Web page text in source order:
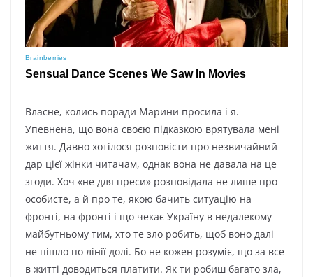
Власне, колись поради Марини просила і я.
Упевнена, що вона своєю підказкою врятувала мені
життя. Давно хотілося розповісти про незвичайний
дар цієї жінки читачам, однак вона не давала на це
згоди. Хоч «не для преси» розповідала не лише про
особисте, а й про те, якою бачить ситуацію на
фронті, на фронті і що чекає Україну в недалекому
майбутньому тим, хто те зло робить, щоб воно далі
не пішло по лінії долі. Бо не кожен розуміє, що за все
в житті доводиться платити. Як ти робиш багато зла,